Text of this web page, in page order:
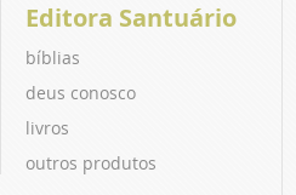
Editora Santuário
bíblias
deus conosco
livros
outros produtos